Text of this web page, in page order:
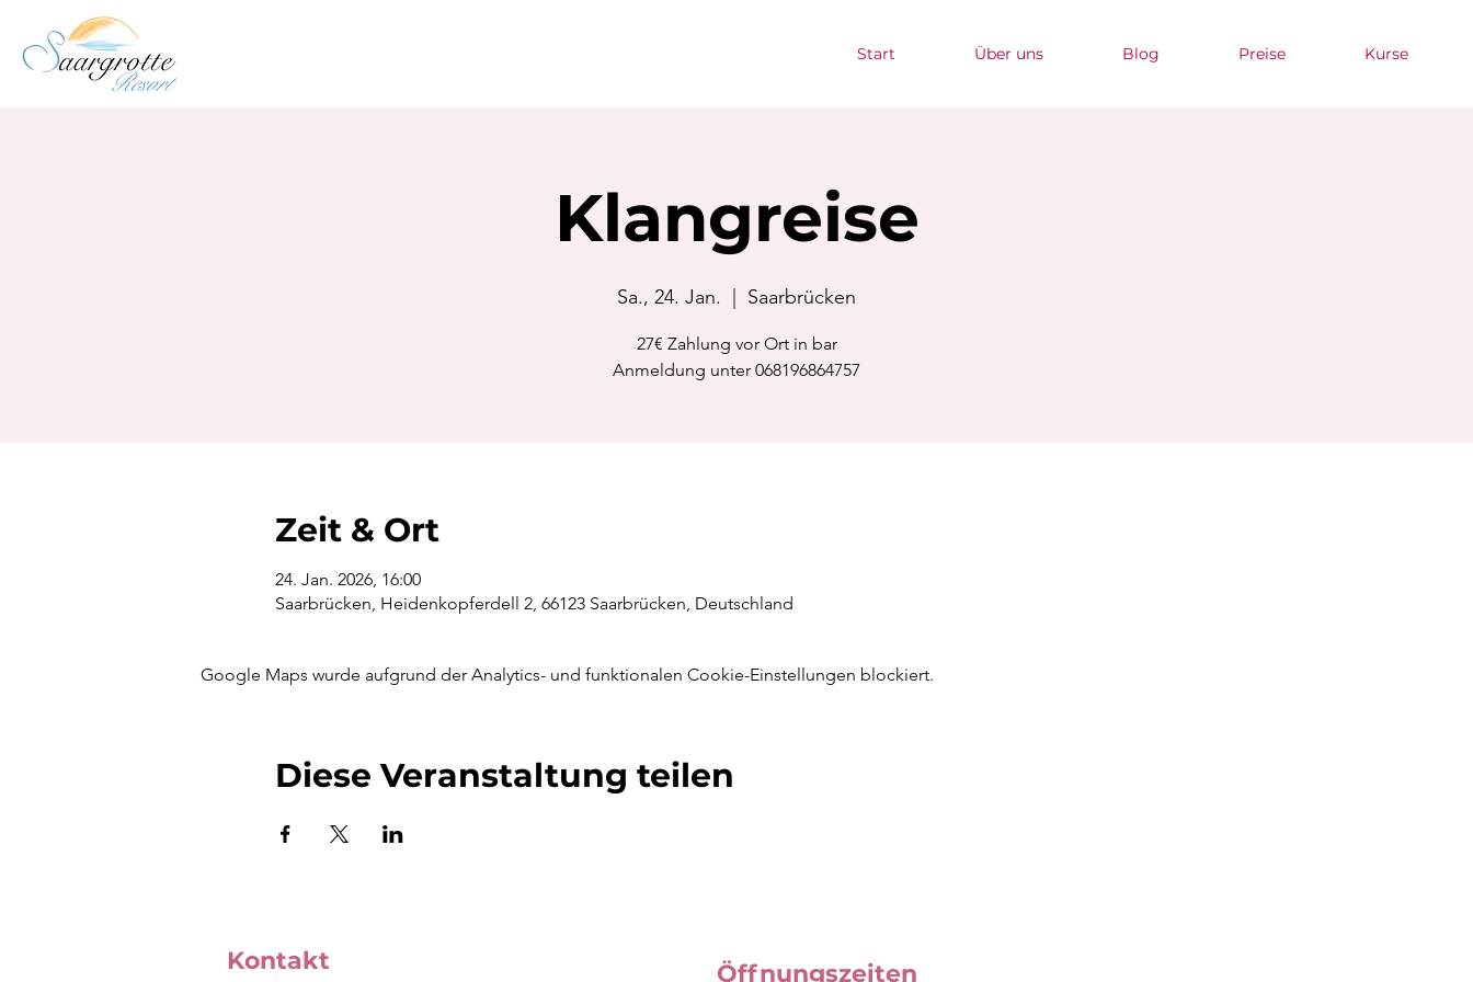
Start Über uns Blog Preise Kurse
Klangreise
Sa., 24. Jan. Saarbrücken
27€ Zahlung vor Ort in bar
Anmeldung unter 068196864757
Zeit & Ort
24. Jan. 2026, 16:00
Saarbrücken, Heidenkopferdell 2, 66123 Saarbrücken, Deutschland
Google Maps wurde aufgrund der Analytics- und funktionalen Cookie-Einstellungen blockiert.
Diese Veranstaltung teilen
Kontakt Öffnungszeiten